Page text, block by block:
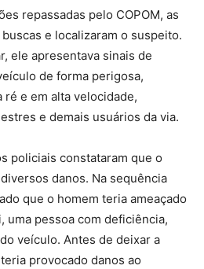
repassadas pelo COPOM, as
e localizaram o suspeito.
ele apresentava sinais de
de forma perigosa,
ré e em alta velocidade,
e demais usuários da via.
policiais constataram que o
danos. Na sequência
que o homem teria ameaçado
uma pessoa com deficiência,
veículo. Antes de deixar a
provocado danos ao